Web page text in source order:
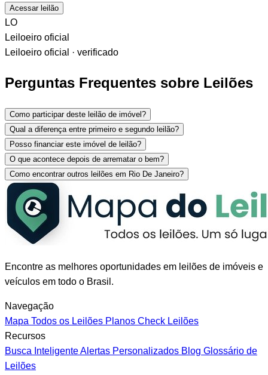
Acessar leilão
LO
Leiloeiro oficial
Leiloeiro oficial · verificado
Perguntas Frequentes sobre Leilões
Como participar deste leilão de imóvel?
Qual a diferença entre primeiro e segundo leilão?
Posso financiar este imóvel de leilão?
O que acontece depois de arrematar o bem?
Como encontrar outros leilões em Rio De Janeiro?
Encontre as melhores oportunidades em leilões de imóveis e
veículos em todo o Brasil.
Navegação
Mapa Todos os Leilões Planos Check Leilões
Recursos
Busca InteligenteAlertas Personalizados Blog Glossário de
Leilões